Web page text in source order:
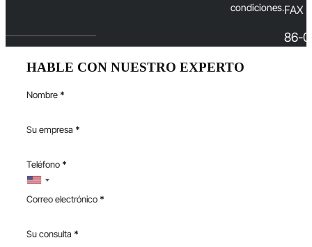
condiciones.FAX
86-
HABLE CON NUESTRO EXPERTO
Nombre *
Su empresa *
Teléfono *
Correo electrónico *
Su consulta *